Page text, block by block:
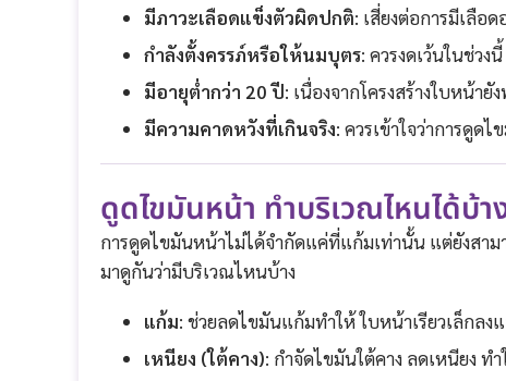
มีภาวะเลือดแข็งตัวผิดปกติ: เสี่ยงต่อการมีเลือ
กำลังตั้งครรภ์หรือให้นมบุตร: ควรงดเว้นในช่วงนี้
มีอายุต่ำกว่า 20 ปี: เนื่องจากโครงสร้างใบหน้า
มีความคาดหวังที่เกินจริง: ควรเข้าใจว่าการดูด
ดูดไขมันหน้า ทำบริเวณไหนได้บ้า
การดูดไขมันหน้าไม่ได้จำกัดแค่ที่แก้มเท่านั้น แต่ยังสา
มาดูกันว่ามีบริเวณไหนบ้าง
แก้ม: ช่วยลดไขมันแก้มทำให้ ใบหน้าเรียวเล็กล
เหนียง (ใต้คาง): กำจัดไขมันใต้คาง ลดเหนียง ท